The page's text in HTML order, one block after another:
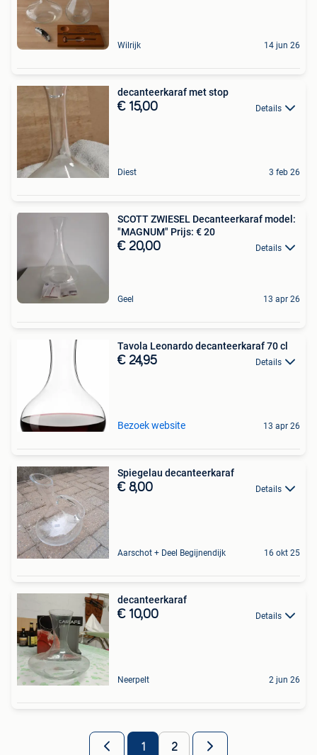
Wilrijk 14 jun 26
decanteerkaraf met stop
€ 15,00 Details
Diest 3 feb 26
SCOTT ZWIESEL Decanteerkaraf model:
"MAGNUM" Prijs: € 20
€ 20,00 Details
Geel 13 apr 26
Tavola Leonardo decanteerkaraf 70 cl
€ 24,95 Details
Bezoek website 13 apr 26
Spiegelau decanteerkaraf
€ 8,00 Details
Aarschot + Deel Begijnendijk 16 okt 25
decanteerkaraf
€ 10,00 Details
Neerpelt 2 jun 26
1 2